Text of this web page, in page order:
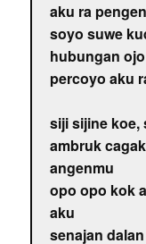
aku ra
soyo suwe
hubungan
percoyo aku
siji sijine koe,
ambruk
angenmu
opo opo kok
aku
senajan